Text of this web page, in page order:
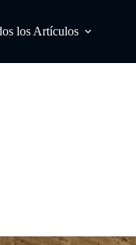
los Artículos